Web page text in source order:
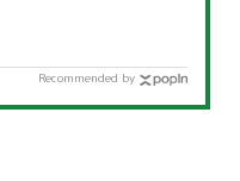
Recommended by